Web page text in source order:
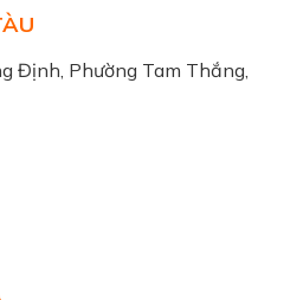
Định, Phường Tam Thắng,